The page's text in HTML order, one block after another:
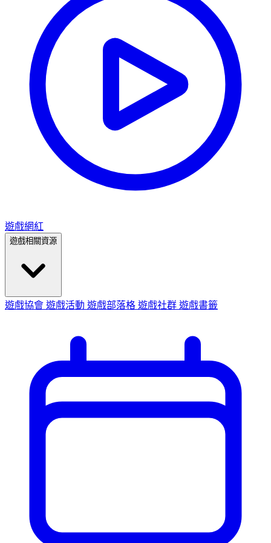
遊戲網紅
遊戲相關資源
遊戲協會遊戲活動 遊戲部落格遊戲社群遊戲書籤